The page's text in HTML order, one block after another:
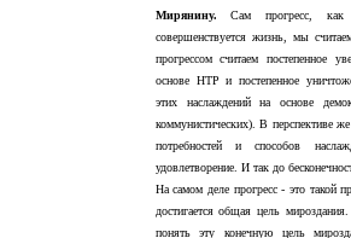
Мирянину. Сам прогресс, как
совершенствуется жизнь, мы
прогрессом считаем постепенное
основе НТР и постепенное
этих наслаждений на основе
коммунистических). В перспективе
потребностей и способов
удовлетворение. И так до
На самом деле прогресс - это такой
достигается общая цель
понять эту конечную цель